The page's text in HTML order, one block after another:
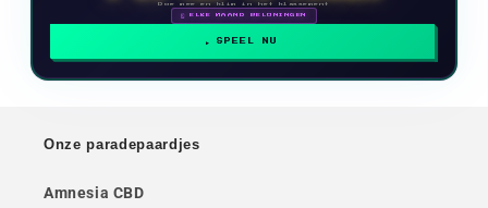
Doe mee en klim in het klassement
🗓 ELKE MAAND BELONINGEN
SPEEL NU
Onze paradepaardjes
Amnesia CBD